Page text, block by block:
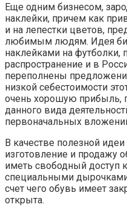
Еще одним бизнесом,
наклейки, причем как
и на лепестки цветов,
любимым людям. Идея
наклейками на футболки,
распространение и в
переполнены
низкой себестоимости
очень хорошую прибыль,
данного вида
первоначальных
В качестве полезной
изготовление и продажу
иметь свободный доступ
специальными
счет чего обувь имеет
открыта.